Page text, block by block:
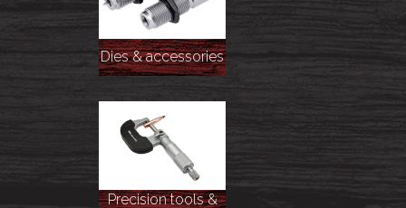
Dies & accessories
Precision tools &